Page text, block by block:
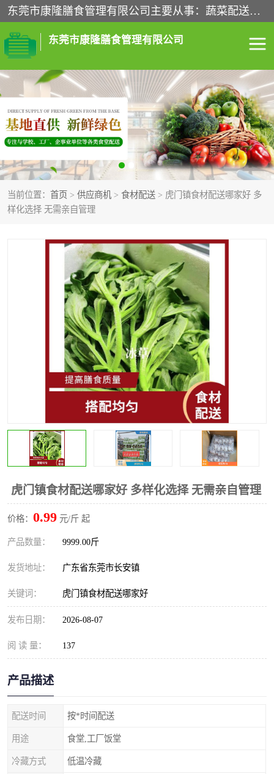
东莞市康隆膳食管理有限公司主要从事：蔬菜配送、食堂承包、企业工厂食堂承包、机关单位食堂承包、调味品配送、粮油配送、干货配送、副食配送、水果配送、海鲜配送等业务，东莞蔬菜配送电话，咨询在线客服。
东莞市康隆膳食管理有限公司
当前位置： 首页 > 供应商机 > 食材配送 > 虎门镇食材配送哪家好 多
样化选择 无需亲自管理
虎门镇食材配送哪家好 多样化选择 无需亲自管理
价格： 0.99 元/斤 起
产品数量： 9999.00斤
发货地址： 广东省东莞市长安镇
关键词： 虎门镇食材配送哪家好
发布日期： 2026-08-07
阅 读 量： 137
产品描述
配送时间 按*时间配送
用途 食堂,工厂饭堂
冷藏方式 低温冷藏
食堂承包 蔬菜配送
粮油配送 鲜肉配送
海鲜配送 食材配送
调料配送 企业工厂食堂承包
副食配送